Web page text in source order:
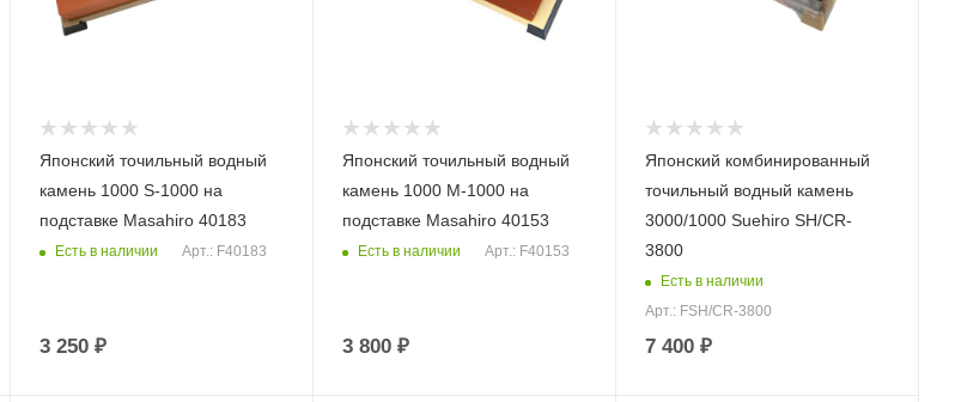
Японский точильный водный
камень 1000 S-1000 на
подставке Masahiro 40183
Есть в наличии Арт.: F40183
3 250 ₽
Японский точильный водный
камень 1000 M-1000 на
подставке Masahiro 40153
Есть в наличии Арт.: F40153
3 800 ₽
Японский комбинированный
точильный водный камень
3000/1000 Suehiro SH/CR-
3800
Есть в наличии
Арт.: FSH/CR-3800
7 400 ₽